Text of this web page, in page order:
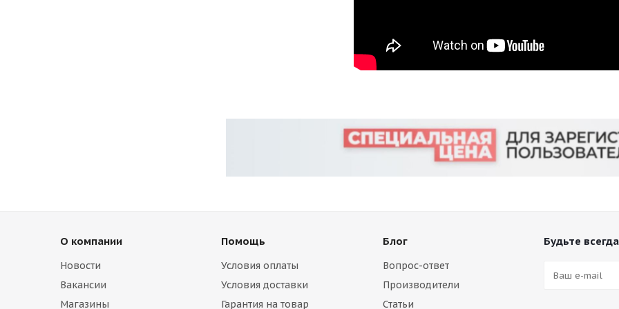
О компании
Новости
Вакансии
Магазины
Помощь
Условия оплаты
Условия доставки
Гарантия на товар
Блог
Вопрос-ответ
Производители
Статьи
Будьте